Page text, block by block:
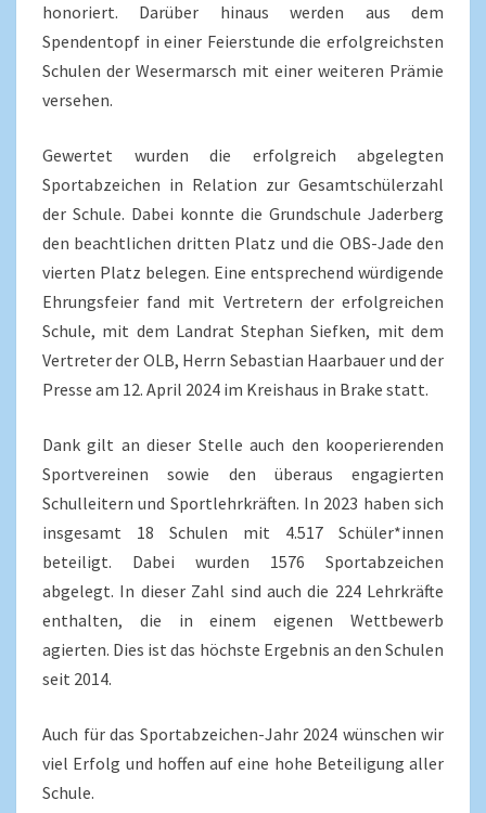
honoriert. Darüber hinaus werden aus dem
Spendentopf in einer Feierstunde die erfolgreichsten
Schulen der Wesermarsch mit einer weiteren Prämie
versehen.
Gewertet wurden die erfolgreich abgelegten
Sportabzeichen in Relation zur Gesamtschülerzahl
der Schule. Dabei konnte die Grundschule Jaderberg
den beachtlichen dritten Platz und die OBS-Jade den
vierten Platz belegen. Eine entsprechend würdigende
Ehrungsfeier fand mit Vertretern der erfolgreichen
Schule, mit dem Landrat Stephan Siefken, mit dem
Vertreter der OLB, Herrn Sebastian Haarbauer und der
Presse am 12. April 2024 im Kreishaus in Brake statt.
Dank gilt an dieser Stelle auch den kooperierenden
Sportvereinen sowie den überaus engagierten
Schulleitern und Sportlehrkräften. In 2023 haben sich
insgesamt 18 Schulen mit 4.517 Schüler*innen
beteiligt. Dabei wurden 1576 Sportabzeichen
abgelegt. In dieser Zahl sind auch die 224 Lehrkräfte
enthalten, die in einem eigenen Wettbewerb
agierten. Dies ist das höchste Ergebnis an den Schulen
seit 2014.
Auch für das Sportabzeichen-Jahr 2024 wünschen wir
viel Erfolg und hoffen auf eine hohe Beteiligung aller
Schule.